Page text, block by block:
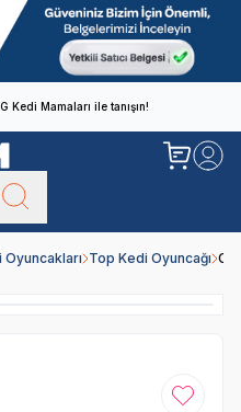
Kedi Mamaları ile tanışın!
Oyuncakları Top Kedi Oyuncağı
Favoriye